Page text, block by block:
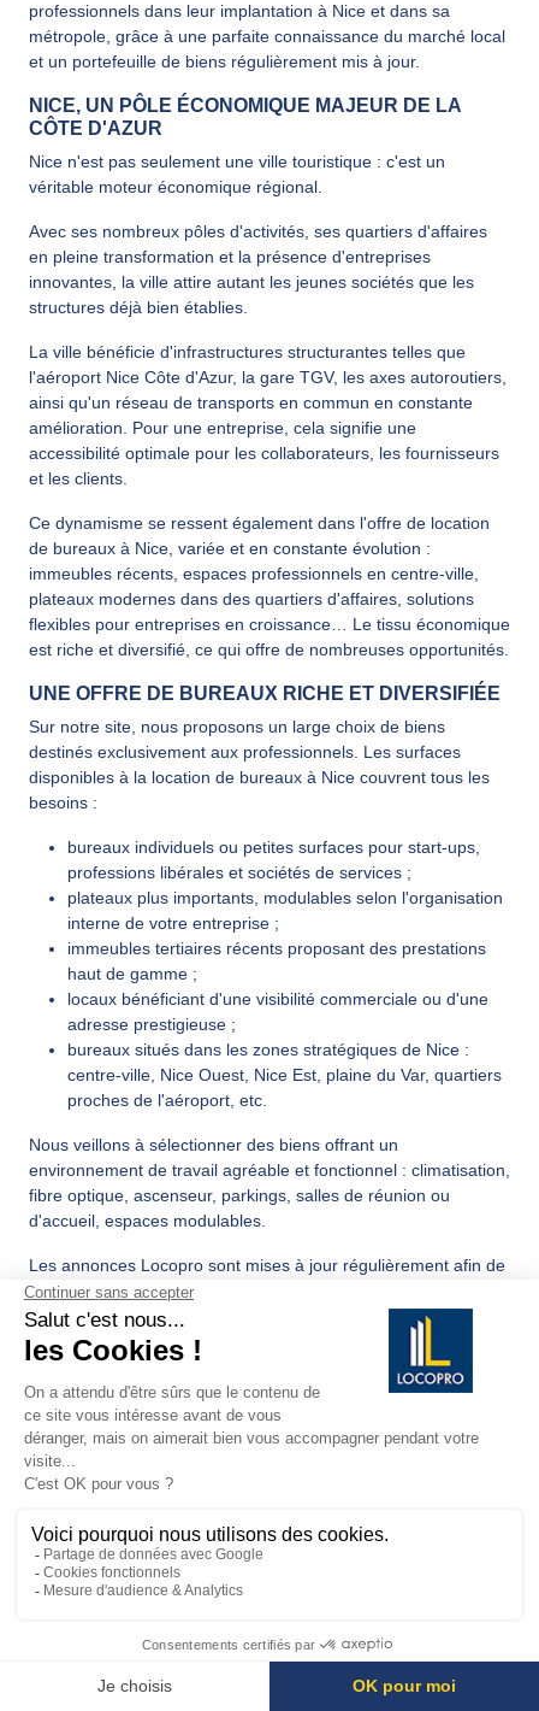
professionnels dans leur implantation à Nice et dans sa
métropole, grâce à une parfaite connaissance du marché local
et un portefeuille de biens régulièrement mis à jour.
NICE, UN PÔLE ÉCONOMIQUE MAJEUR DE LA
CÔTE D'AZUR
Nice n'est pas seulement une ville touristique : c'est un
véritable moteur économique régional.
Avec ses nombreux pôles d'activités, ses quartiers d'affaires
en pleine transformation et la présence d'entreprises
innovantes, la ville attire autant les jeunes sociétés que les
structures déjà bien établies.
La ville bénéficie d'infrastructures structurantes telles que
l'aéroport Nice Côte d'Azur, la gare TGV, les axes autoroutiers,
ainsi qu'un réseau de transports en commun en constante
amélioration. Pour une entreprise, cela signifie une
accessibilité optimale pour les collaborateurs, les fournisseurs
et les clients.
Ce dynamisme se ressent également dans l'offre de location
de bureaux à Nice, variée et en constante évolution :
immeubles récents, espaces professionnels en centre-ville,
plateaux modernes dans des quartiers d'affaires, solutions
flexibles pour entreprises en croissance… Le tissu économique
est riche et diversifié, ce qui offre de nombreuses opportunités.
UNE OFFRE DE BUREAUX RICHE ET DIVERSIFIÉE
Sur notre site, nous proposons un large choix de biens
destinés exclusivement aux professionnels. Les surfaces
disponibles à la location de bureaux à Nice couvrent tous les
besoins :
bureaux individuels ou petites surfaces pour start-ups,
professions libérales et sociétés de services ;
plateaux plus importants, modulables selon l'organisation
interne de votre entreprise ;
immeubles tertiaires récents proposant des prestations
haut de gamme ;
locaux bénéficiant d'une visibilité commerciale ou d'une
adresse prestigieuse ;
bureaux situés dans les zones stratégiques de Nice :
centre-ville, Nice Ouest, Nice Est, plaine du Var, quartiers
proches de l'aéroport, etc.
Nous veillons à sélectionner des biens offrant un
environnement de travail agréable et fonctionnel : climatisation,
fibre optique, ascenseur, parkings, salles de réunion ou
d'accueil, espaces modulables.
Les annonces Locopro sont mises à jour régulièrement afin de
refléter au mieux les disponibilités réelles du marché.
NOTRE EXPERTISE AU SERVICE DE VOTRE
IMPLANTATION À NICE
Accompagner les entreprises dans la durée est au cœur de
notre métier. Lorsqu'un professionnel nous contacte pour une
location de bureaux à Nice, nous prenons le temps d'analyser
son projet en profondeur :
mode d'organisation interne ;
besoins en accessibilité ou en stationnement ;
importance de la visibilité ;
potentiel d'évolution à moyen terme.
Cette approche personnalisée nous permet de proposer des